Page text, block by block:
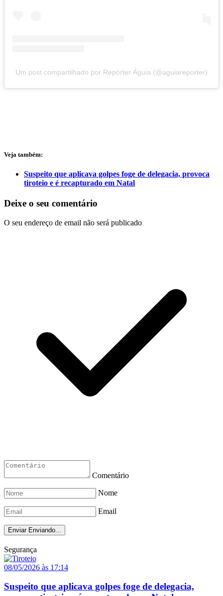
Um post compartilhado por Repórter Águia (@aguiareporter)
Veja também:
Suspeito que aplicava golpes foge de delegacia, provoca
tiroteio e é recapturado em Natal
Deixe o seu comentário
O seu endereço de email não será publicado
Comentário
Nome
Email
Enviar Enviando...
Segurança
08/05/2026 às 17:14
Suspeito que aplicava golpes foge de delegacia,